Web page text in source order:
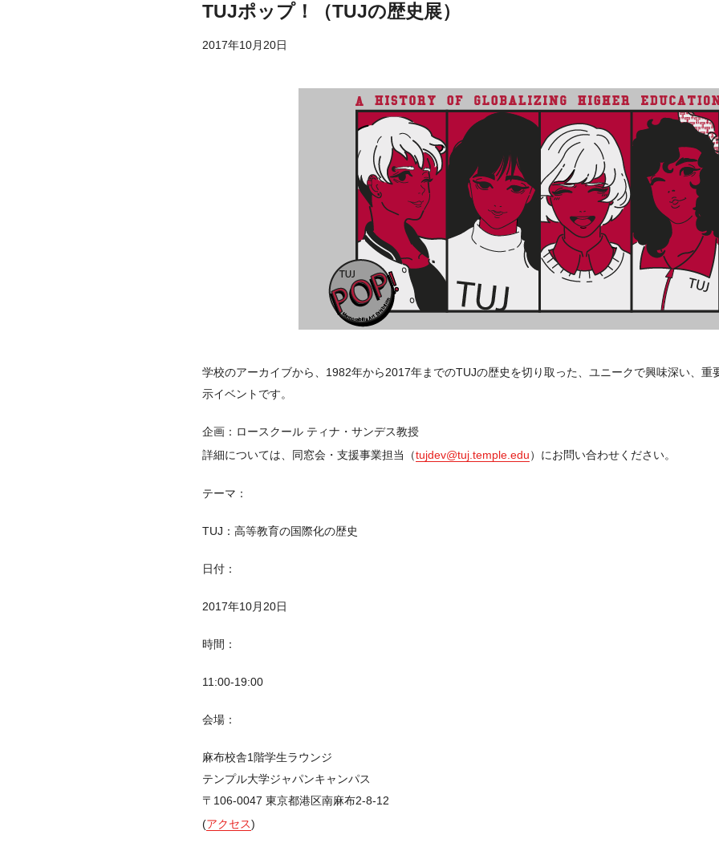
TUJポップ！（TUJの歴史展）
2017年10月20日
学校のアーカイブから、1982年から2017年までのTUJの歴史を切り取った、ユニークで興味深い、重
示イベントです。
企画：ロースクール ティナ・サンデス教授
詳細については、同窓会・支援事業担当（tujdev@tuj.temple.edu）にお問い合わせください。
テーマ：
TUJ：高等教育の国際化の歴史
日付：
2017年10月20日
時間：
11:00-19:00
会場：
麻布校舎1階学生ラウンジ
テンプル大学ジャパンキャンパス
〒106-0047 東京都港区南麻布2-8-12
(アクセス)